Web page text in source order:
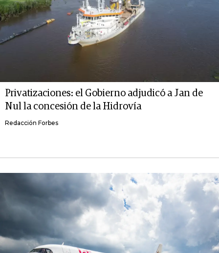
Privatizaciones: el Gobierno adjudicó a Jan de
Nul la concesión de la Hidrovía
Redacción Forbes